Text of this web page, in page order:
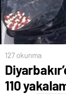
127 okunma
110